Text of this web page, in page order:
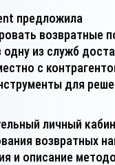
предложила
возвратные
одну из служб
с
для
личный
возвратных
и описание